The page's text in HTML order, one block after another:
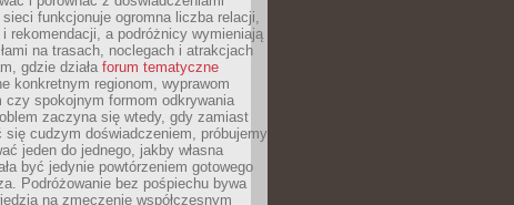
funkcjonuje ogromna liczba relacji,
i rekomendacji, a podróżnicy wymieniają
na trasach, noclegach i atrakcjach
gdzie działa forum tematyczne
konkretnym regionom, wyprawom
czy spokojnym formom odkrywania
zaczyna się wtedy, gdy zamiast
się cudzym doświadczeniem, próbujemy
jeden do jednego, jakby własna
być jedynie powtórzeniem gotowego
Podróżowanie bez pośpiechu bywa
na zmęczenie współczesnym